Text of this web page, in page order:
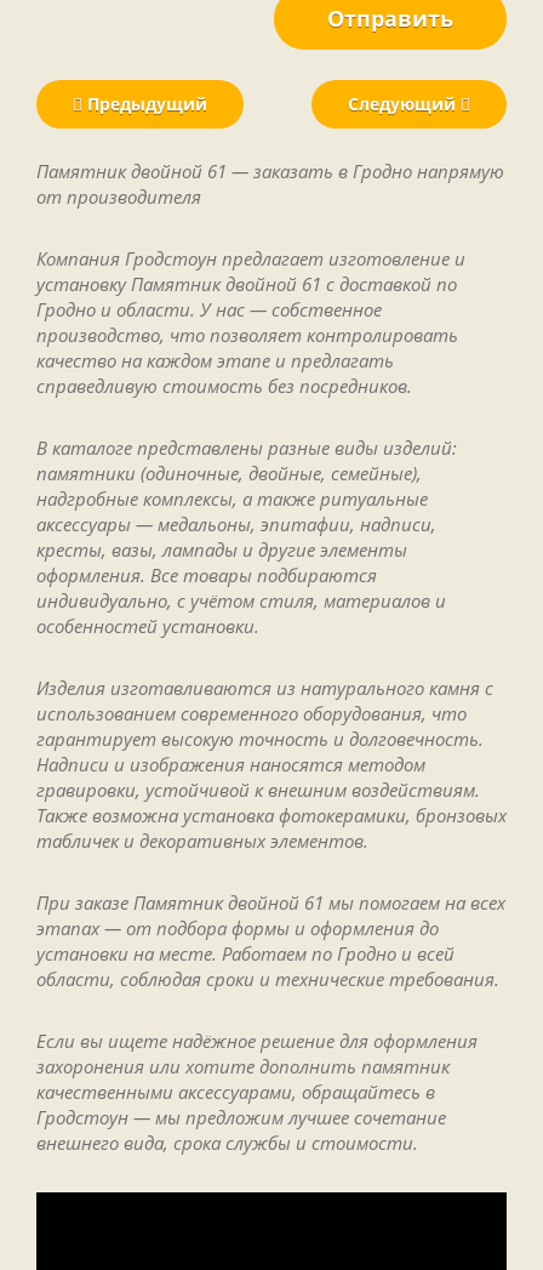
Отправить
Предыдущий Следующий
Памятник двойной 61 — заказать в Гродно напрямую
от производителя
Компания Гродстоун предлагает изготовление и
установку Памятник двойной 61 с доставкой по
Гродно и области. У нас — собственное
производство, что позволяет контролировать
качество на каждом этапе и предлагать
справедливую стоимость без посредников.
В каталоге представлены разные виды изделий:
памятники (одиночные, двойные, семейные),
надгробные комплексы, а также ритуальные
аксессуары — медальоны, эпитафии, надписи,
кресты, вазы, лампады и другие элементы
оформления. Все товары подбираются
индивидуально, с учётом стиля, материалов и
особенностей установки.
Изделия изготавливаются из натурального камня с
использованием современного оборудования, что
гарантирует высокую точность и долговечность.
Надписи и изображения наносятся методом
гравировки, устойчивой к внешним воздействиям.
Также возможна установка фотокерамики, бронзовых
табличек и декоративных элементов.
При заказе Памятник двойной 61 мы помогаем на всех
этапах — от подбора формы и оформления до
установки на месте. Работаем по Гродно и всей
области, соблюдая сроки и технические требования.
Если вы ищете надёжное решение для оформления
захоронения или хотите дополнить памятник
качественными аксессуарами, обращайтесь в
Гродстоун — мы предложим лучшее сочетание
внешнего вида, срока службы и стоимости.